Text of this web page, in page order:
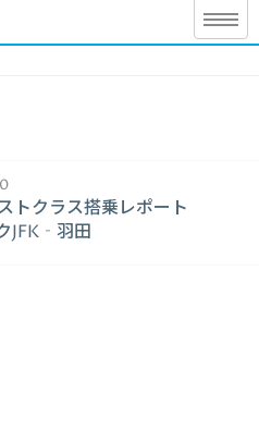
トクラス搭乗レポート
JFK‐羽田